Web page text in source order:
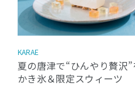
KARAE
夏の唐津で“ひんやり贅沢
かき氷＆限定スウィーツ